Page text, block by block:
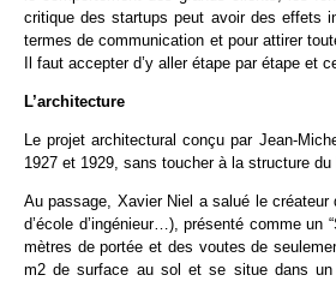
critique des startups peut avoir des effets
termes de communication et pour attirer
Il faut accepter d’y aller étape par étape
L’architecture
Le projet architectural conçu par Jean-
1927 et 1929, sans toucher à la structure
Au passage, Xavier Niel a salué le
d’école d’ingénieur…), présenté comme
mètres de portée et des voutes de
m2 de surface au sol et se situe dans